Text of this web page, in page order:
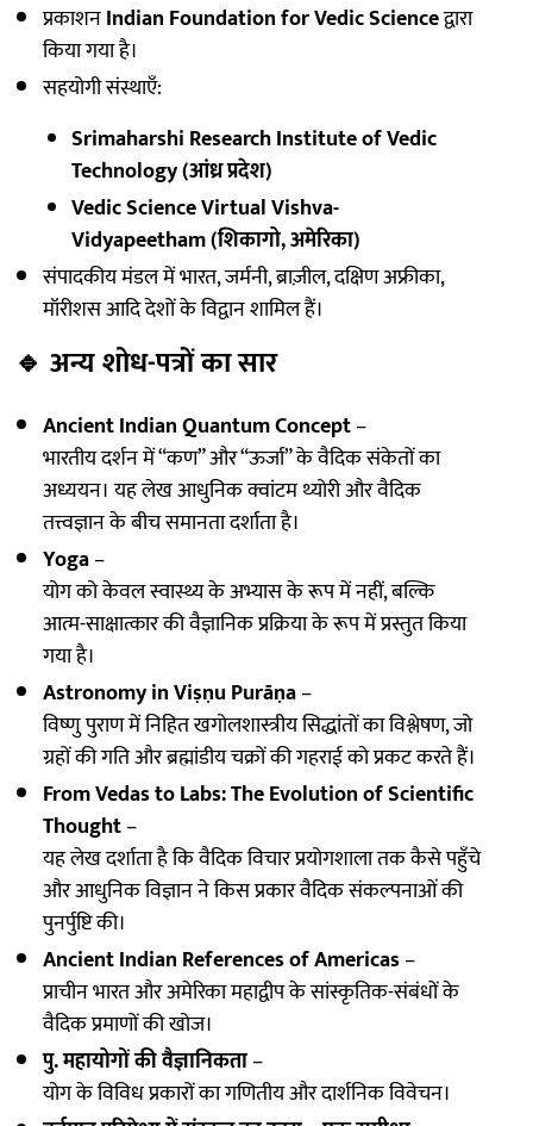
प्रकाशनIndian Foundation for Vedic Scienceद्वारा
किया गया है।
सहयोगी संस्थाएँ:
Srimaharshi Research Institute of Vedic
Technology (आंध्र प्रदेश)
Vedic Science Virtual Vishva-
Vidyapeetham (शिकागो, अमेरिका)
संपादकीय मंडल में भारत, जर्मनी, ब्राज़ील, दक्षिण अफ्रीका,
मॉरीशस आदि देशों के विद्वान शामिल हैं।
🔹 अन्य शोध-पत्रों का सार
Ancient Indian Quantum Concept–
भारतीय दर्शन में “कण” और “ऊर्जा” के वैदिक संकेतों का
अध्ययन। यह लेख आधुनिक क्वांटम थ्योरी और वैदिक
तत्त्वज्ञान के बीच समानता दर्शाता है।
Yoga–
योग को केवल स्वास्थ्य के अभ्यास के रूप में नहीं, बल्कि
आत्म-साक्षात्कार की वैज्ञानिक प्रक्रिया के रूप में प्रस्तुत किया
गया है।
Astronomy in Viṣṇu Purāṇa–
विष्णु पुराण में निहित खगोलशास्त्रीय सिद्धांतों का विश्लेषण, जो
ग्रहों की गति और ब्रह्मांडीय चक्रों की गहराई को प्रकट करते हैं।
From Vedas to Labs: The Evolution of Scientific
Thought–
यह लेख दर्शाता है कि वैदिक विचार प्रयोगशाला तक कैसे पहुँचे
और आधुनिक विज्ञान ने किस प्रकार वैदिक संकल्पनाओं की
पुनर्पुष्टि की।
Ancient Indian References of Americas–
प्राचीन भारत और अमेरिका महाद्वीप के सांस्कृतिक-संबंधों के
वैदिक प्रमाणों की खोज।
पु. महायोगों की वैज्ञानिकता–
योग के विविध प्रकारों का गणितीय और दार्शनिक विवेचन।